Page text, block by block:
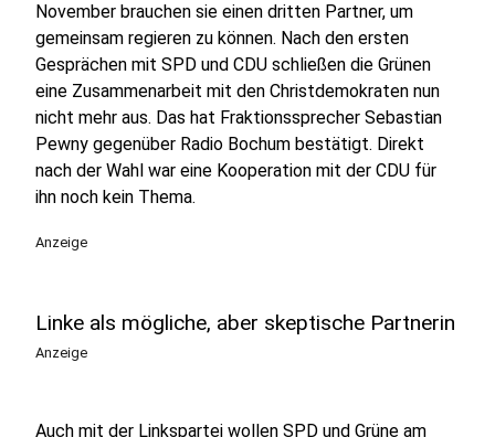
November brauchen sie einen dritten Partner, um
gemeinsam regieren zu können. Nach den ersten
Gesprächen mit SPD und CDU schließen die Grünen
eine Zusammenarbeit mit den Christdemokraten nun
nicht mehr aus. Das hat Fraktionssprecher Sebastian
Pewny gegenüber Radio Bochum bestätigt. Direkt
nach der Wahl war eine Kooperation mit der CDU für
ihn noch kein Thema.
Anzeige
Linke als mögliche, aber skeptische Partnerin
Anzeige
Auch mit der Linkspartei wollen SPD und Grüne am